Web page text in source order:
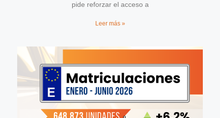
pide reforzar el acceso a
Leer más »